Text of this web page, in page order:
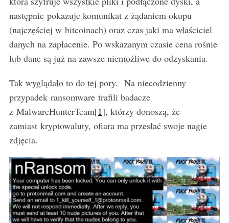
następnie pokazuje komunikat z żądaniem okupu
(najczęściej w bitcoinach) oraz czas jaki ma właściciel
danych na zapłacenie. Po wskazanym czasie cena rośnie
lub dane są już na zawsze niemożliwe do odzyskania.
Tak wyglądało to do tej pory. Na niecodzienny
przypadek ransomware trafili badacze
z MalwareHunterTeam[1], którzy donoszą, że
zamiast kryptowaluty, ofiara ma przesłać swoje nagie
zdjęcia.